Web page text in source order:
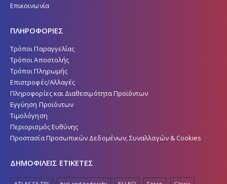
Επικοινωνία
ΠΛΗΡΟΦΟΡΙΕΣ
Τρόποι Παραγγελίας
Τρόποι Αποστολής
Τρόποι Πληρωμής
Επιστροφές/Αλλαγές
Πληροφορίες και Διαθεσιμότητα Προϊόντων
Εγγύηση Προϊόντων
Τιμολόγηση
Περιορισμός Ευθύνης
Προστασία Προσωπικών Δεδομένων, Συναλλαγών & Cookies
ΔΗΜΟΦΙΛΕΙΣ ΕΤΙΚΕΤΕΣ